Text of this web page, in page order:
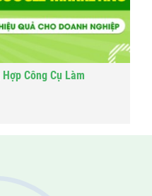
Công Cụ Làm